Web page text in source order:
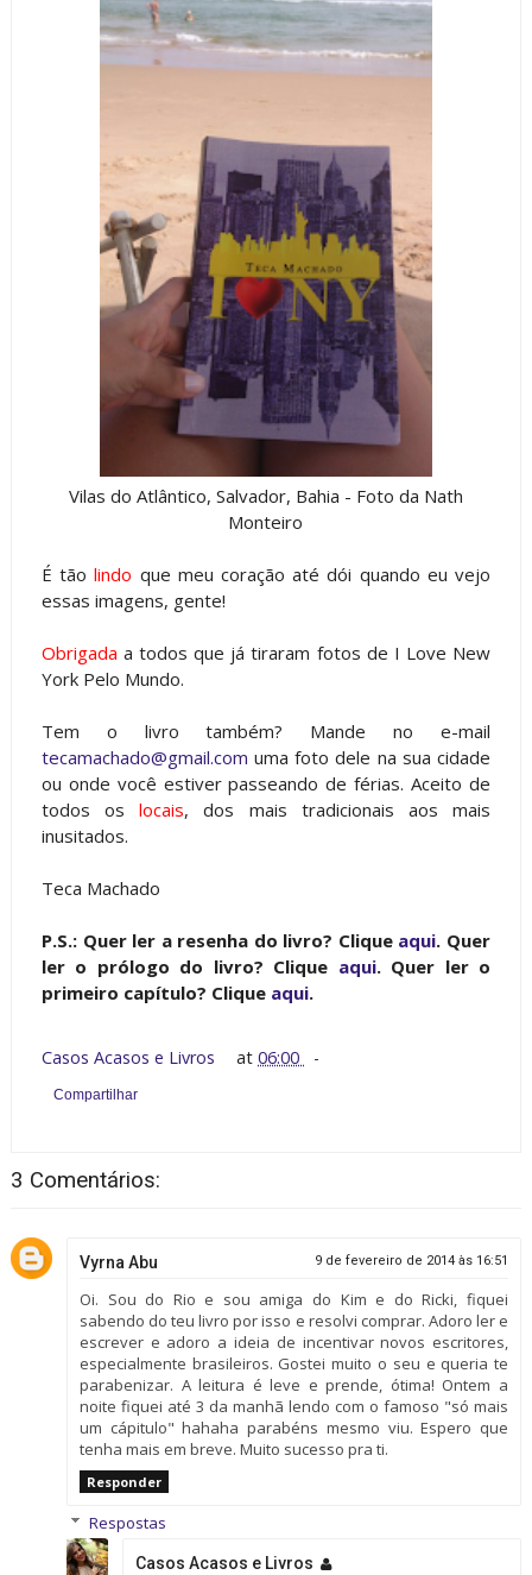
Vilas do Atlântico, Salvador, Bahia - Foto da Nath
Monteiro
É tãolindo que meu coração até dói quando eu vejo
essas imagens, gente!
Obrigada a todos que já tiraram fotos de I Love New
York Pelo Mundo.
Tem o livro também? Mande no e-mail
tecamachado@gmail.com uma foto dele na sua cidade
ou onde você estiver passeando de férias. Aceito de
todos os locais, dos mais tradicionais aos mais
inusitados.
Teca Machado
P.S.: Quer ler a resenha do livro? Clique aqui. Quer
ler o prólogo do livro? Clique aqui. Quer ler o
primeiro capítulo? Clique aqui.
Casos Acasos e Livros at06:00
Compartilhar
3 Comentários:
Vyrna Abu 9 de fevereiro de 2014 às 16:51
Oi. Sou do Rio e sou amiga do Kim e do Ricki, fiquei
sabendo do teu livro por isso e resolvi comprar. Adoro ler e
escrever e adoro a ideia de incentivar novos escritores,
especialmente brasileiros. Gostei muito o seu e queria te
parabenizar. A leitura é leve e prende, ótima! Ontem a
noite fiquei até 3 da manhã lendo com o famoso "só mais
um cápitulo" hahaha parabéns mesmo viu. Espero que
tenha mais em breve. Muito sucesso pra ti.
Responder
Respostas
Casos Acasos e Livros